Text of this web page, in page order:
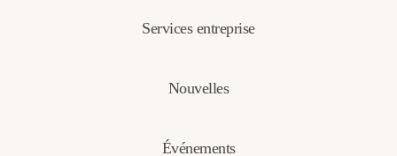
Services entreprise
Nouvelles
Événements